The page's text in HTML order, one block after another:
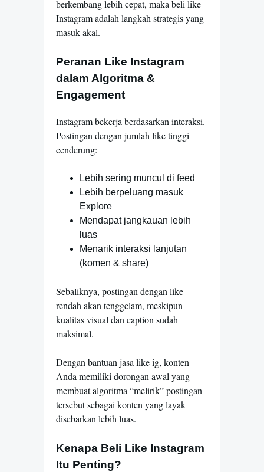
berkembang lebih cepat, maka beli like
Instagram adalah langkah strategis yang
masuk akal.
Peranan Like Instagram
dalam Algoritma &
Engagement
Instagram bekerja berdasarkan interaksi.
Postingan dengan jumlah like tinggi
cenderung:
Lebih sering muncul di feed
Lebih berpeluang masuk
Explore
Mendapat jangkauan lebih
luas
Menarik interaksi lanjutan
(komen & share)
Sebaliknya, postingan dengan like
rendah akan tenggelam, meskipun
kualitas visual dan caption sudah
maksimal.
Dengan bantuan jasa like ig, konten
Anda memiliki dorongan awal yang
membuat algoritma “melirik” postingan
tersebut sebagai konten yang layak
disebarkan lebih luas.
Kenapa Beli Like Instagram
Itu Penting?